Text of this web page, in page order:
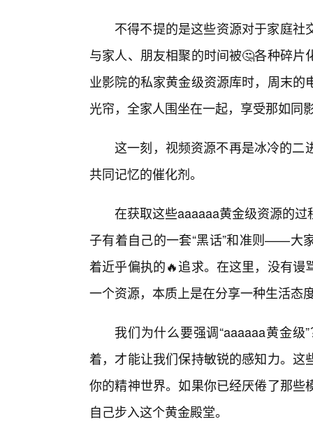
不得不提的是这些资源对于家庭
与家人、朋友相聚的时间被🤔各种碎
业影院的私家黄金级资源库时，周末
光帘，全家人围坐在一起，享受那如同
这一刻，视频资源不再是冰冷的二
共同记忆的催化剂。
在获取这些aaaaaa黄金级资源的
子有着自己的一套“黑话”和准则——大
着近乎偏执的🔥追求。在这里，没有
一个资源，本质上是在分享一种生活态
我们为什么要强调“aaaaaa黄金
着，才能让我们保持敏锐的感知力。
你的精神世界。如果你已经厌倦了那
自己步入这个黄金殿堂。